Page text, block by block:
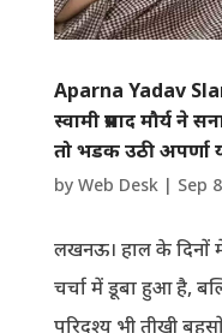
Aparna Yadav
स्वामी प्रसाद मौर्य ने
तो भडक उठी अपर्णा
by Web Desk | Sep
लखनऊ। हाल के दिनों
चर्चा में डूबा हुआ है,
परिदृश्य भी तीखी